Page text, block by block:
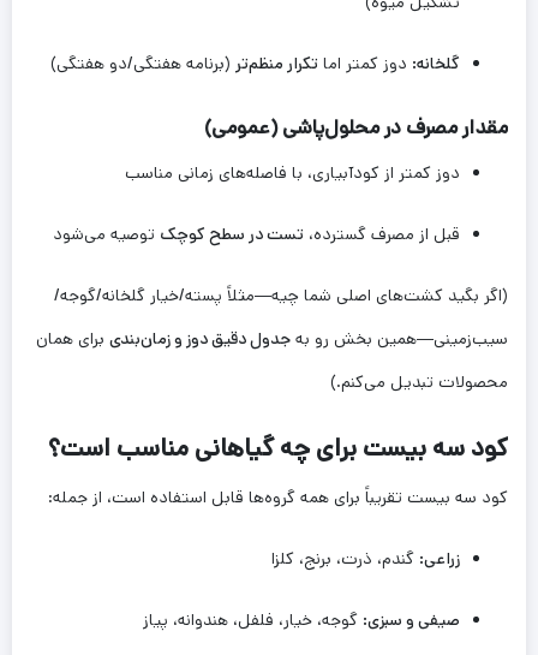
گلخانه: دوز کمتر اما تکرار منظم‌تر (برنامه هفتگی/دو هفتگی)
مقدار مصرف در محلول‌پاشی (عمومی)
دوز کمتر از کودآبیاری، با فاصله‌های زمانی مناسب
قبل از مصرف گسترده، تست در سطح کوچک توصیه می‌شود
(اگر بگید کشت‌های اصلی شما چیه—مثلاً پسته/خیار گلخانه/گوجه/
سیب‌زمینی—همین بخش رو به جدول دقیق دوز و زمان‌بندی برای همان
محصولات تبدیل می‌کنم.)
کود سه بیست برای چه گیاهانی مناسب است؟
کود سه بیست تقریباً برای همه گروه‌ها قابل استفاده است، از جمله:
زراعی: گندم، ذرت، برنج، کلزا
صیفی و سبزی: گوجه، خیار، فلفل، هندوانه، پیاز